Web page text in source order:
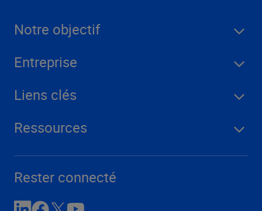
Notre objectif
Entreprise
Liens clés
Ressources
Rester connecté